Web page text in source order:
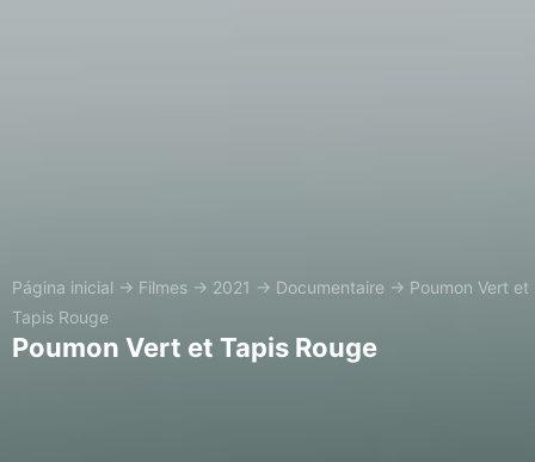
Página inicial → Filmes → 2021 → Documentaire → Poumon Vert et
Tapis Rouge
Poumon Vert et Tapis Rouge